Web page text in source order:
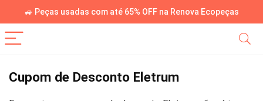
🚙 Peças usadas com até 65% OFF na Renova Ecopeças
Cupom de Desconto Eletrum